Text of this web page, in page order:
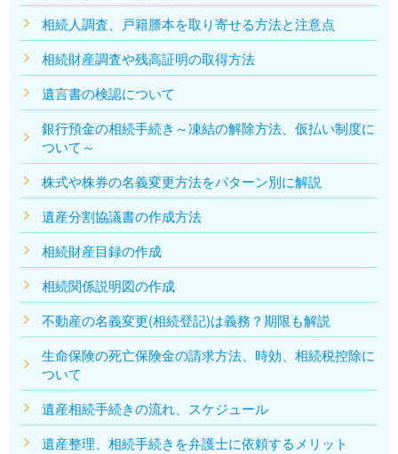
相続人調査、戸籍謄本を取り寄せる方法と注意点
相続財産調査や残高証明の取得方法
遺言書の検認について
銀行預金の相続手続き～凍結の解除方法、仮払い制度に
ついて～
株式や株券の名義変更方法をパターン別に解説
遺産分割協議書の作成方法
相続財産目録の作成
相続関係説明図の作成
不動産の名義変更(相続登記)は義務？期限も解説
生命保険の死亡保険金の請求方法、時効、相続税控除に
ついて
遺産相続手続きの流れ、スケジュール
遺産整理、相続手続きを弁護士に依頼するメリット